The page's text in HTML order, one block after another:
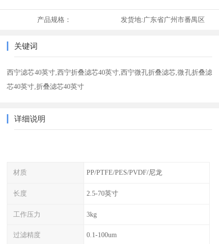
产品规格： 发货地:广东省广州市番禺区
关键词
西宁滤芯40英寸,西宁折叠滤芯40英寸,西宁微孔折叠滤芯,微孔折叠滤
芯40英寸,折叠滤芯40英寸
详细说明
材质 PP/PTFE/PES/PVDF/尼龙
长度 2.5-70英寸
工作压力 3kg
过滤精度 0.1-100um